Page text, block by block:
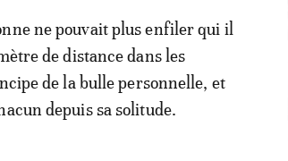
ne pouvait plus enfiler qui il
de distance dans les
de la bulle personnelle, et
depuis sa solitude.